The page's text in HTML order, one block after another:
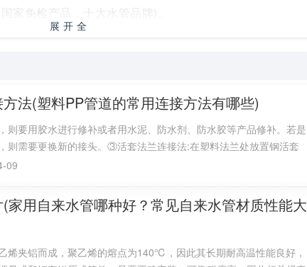
家免检产品，十大水管品牌)。
家免检产品，十大水管品牌)。
上海皮尔萨管业有限公司)。
，上海金塑实业有限公司)。
润滑剂、辅助加工剂、色料、抗冲击剂及其它添加剂。
展开全
法(塑料PP管道的常用连接方法有哪些)
则要用胶水进行修补或者用水泥、防水剂、防水胶等产品修补。若是
则需要更换新的接头。③活套法兰连接法:在塑料法兰处放置钢活套
垫圈，串入规定的螺栓，拧紧即可。
09
家用自来水管哪种好？常见自来水管材质性能大
烯夹铝而成，聚乙烯的熔点为140℃，因此其长期耐高温性能良好，